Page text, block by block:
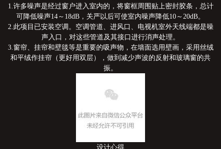
1.许多噪声是经过窗户进入室内的，将窗框周围贴上密封胶条，总计
可降低噪声14～18dB，关严以后可使室内噪声降低10～20dB。
2.此项目已安装空调。空调管道、进风口、电视机室外天线端都是噪
声入口，对这些管道及其接口进行消声处理。
3.窗帘、挂帘和壁毯等是重要的吸声物，在墙面选用壁画，采用丝绒
和平绒作挂帘（更好用双层），做到减少声波的反射和玻璃窗的共
振。
设计心得